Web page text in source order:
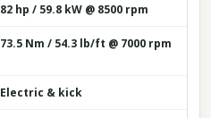
82 hp / 59.8 kW @ 8500 rpm
73.5 Nm / 54.3 lb/ft @ 7000 rpm
Electric & kick